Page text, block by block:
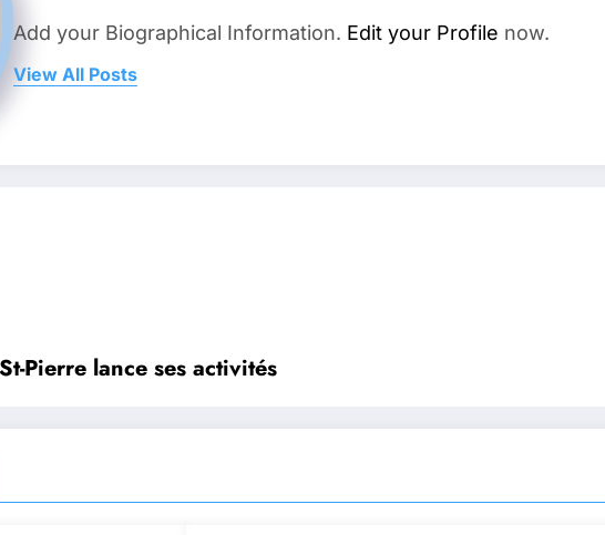
Add your Biographical Information. Edit your Profile now.
View All Posts
Pierre lance ses activités